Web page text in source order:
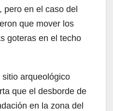
pero en el caso del
que mover los
goteras en el techo
arqueológico
que el desborde de
en la zona del